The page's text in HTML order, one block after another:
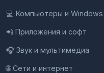
💻 Компьютеры и Windows
📲 Приложения и софт
🎧 Звук и мультимедиа
🌐 Сети и интернет